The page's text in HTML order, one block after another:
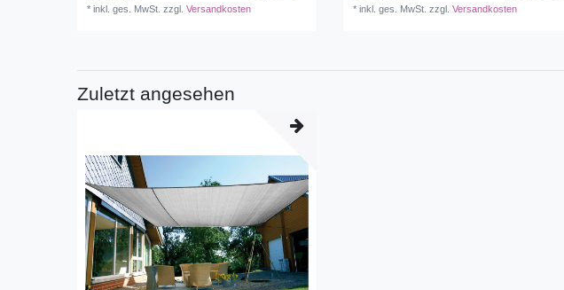
*inkl. ges. MwSt. zzgl.Versandkosten *inkl. ges. MwSt. zzgl.Versandkosten
Zuletzt angesehen